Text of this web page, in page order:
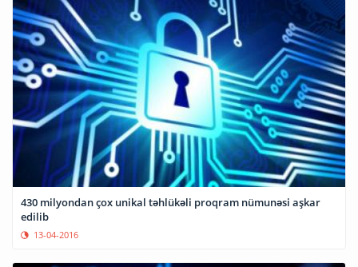
430 milyondan çox unikal təhlükəli proqram nümunəsi aşkar
edilib
13-04-2016